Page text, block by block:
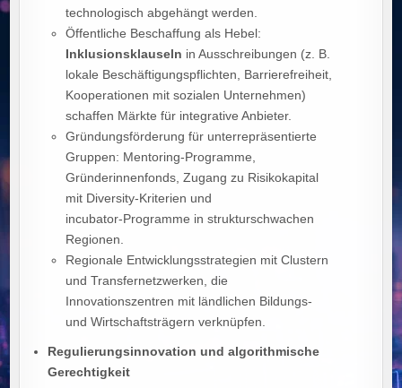
technologisch abgehängt werden.
Öffentliche Beschaffung als Hebel:
Inklusionsklauseln in Ausschreibungen (z. B.
lokale Beschäftigungspflichten, Barrierefreiheit,
Kooperationen mit sozialen Unternehmen)
schaffen Märkte für integrative Anbieter.
Gründungsförderung für unterrepräsentierte
Gruppen: Mentoring‑Programme,
Gründerinnenfonds, Zugang zu Risikokapital
mit Diversity‑Kriterien und
incubator‑Programme in strukturschwachen
Regionen.
Regionale Entwicklungsstrategien mit Clustern
und Transfernetzwerken, die
Innovationszentren mit ländlichen Bildungs‑
und Wirtschaftsträgern verknüpfen.
Regulierungsinnovation und algorithmische
Gerechtigkeit